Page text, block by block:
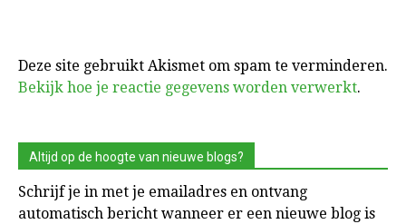
Deze site gebruikt Akismet om spam te verminderen.
Bekijk hoe je reactie gegevens worden verwerkt.
Altijd op de hoogte van nieuwe blogs?
Schrijf je in met je emailadres en ontvang
automatisch bericht wanneer er een nieuwe blog is